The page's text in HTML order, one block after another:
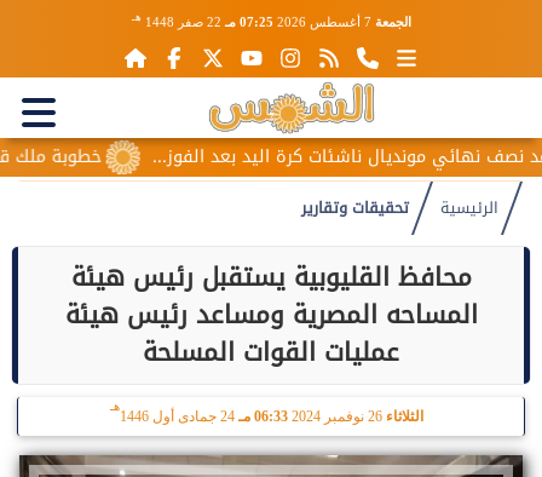
الجمعة 7 أغسطس 2026 07:25 مـ 22 صفر 1448 هـ
خطوبة ملك قورة مونديال ناشئات كرة اليد بعد الفوز...
الرئيسية تحقيقات وتقارير
محافظ القليوبية يستقبل رئيس هيئة
المساحه المصرية ومساعد رئيس هيئة
عمليات القوات المسلحة
الثلاثاء 26 نوفمبر 2024 06:33 مـ 24 جمادى أول 1446
هـ